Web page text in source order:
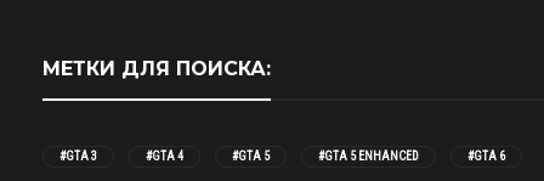
МЕТКИ ДЛЯ ПОИСКА:
#GTA 3 #GTA 4 #GTA 5 #GTA 5 ENHANCED #GTA 6